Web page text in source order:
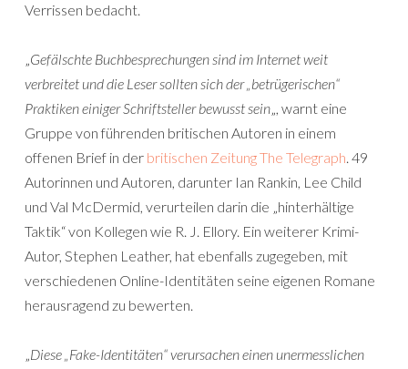
Verrissen bedacht.
„Gefälschte Buchbesprechungen sind im Internet weit
verbreitet und die Leser sollten sich der „betrügerischen“
Praktiken einiger Schriftsteller bewusst sein„, warnt eine
Gruppe von führenden britischen Autoren in einem
offenen Brief in der britischen Zeitung The Telegraph. 49
Autorinnen und Autoren, darunter Ian Rankin, Lee Child
und Val McDermid, verurteilen darin die „hinterhältige
Taktik“ von Kollegen wie R. J. Ellory. Ein weiterer Krimi-
Autor, Stephen Leather, hat ebenfalls zugegeben, mit
verschiedenen Online-Identitäten seine eigenen Romane
herausragend zu bewerten.
„Diese „Fake-Identitäten“ verursachen einen unermesslichen